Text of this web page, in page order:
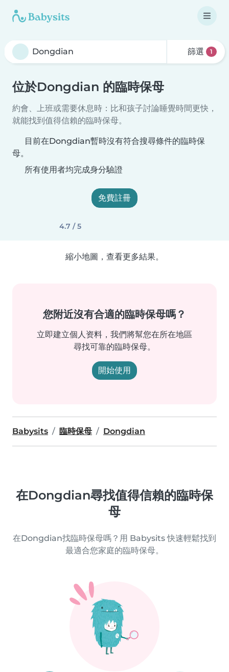
篩選 1
位於Dongdian 的臨時保母
約會、上班或需要休息時：比和孩子討論睡覺時間更快，
就能找到值得信賴的臨時保母。
目前在Dongdian暫時沒有符合搜尋條件的臨時保
母。
所有使用者均完成身分驗證
免費註冊
4.7 / 5
縮小地圖，查看更多結果。
您附近沒有合適的臨時保母嗎？
立即建立個人资料，我們將幫您在所在地區
尋找可靠的臨時保母。
開始使用
Babysits 臨時保母 Dongdian
在Dongdian尋找值得信賴的臨時保
母
在Dongdian找臨時保母嗎？用 Babysits 快速輕鬆找到
最適合您家庭的臨時保母。